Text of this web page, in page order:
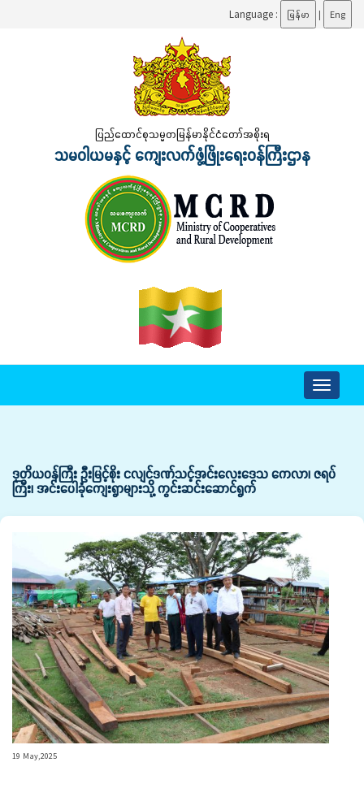
Language : မြန်မာ | Eng
ပြည်ထောင်စုသမ္မတမြန်မာနိုင်ငံတော်အစိုးရ
သမဝါယမနှင့် ကျေးလက်ဖွံ့ဖြိုးရေးဝန်ကြီးဌာန
Toggle
ဒုတိယဝန်ကြီး ဦးမြင့်စိုး ငလျင်ဒဏ်သင့်အင်းလေးဒေသ ကေလာ၊ ဇရပ်
ကြီး၊ အင်းပေါခုံကျေးရွာများသို့ ကွင်းဆင်းဆောင်ရွက်
19 May,2025